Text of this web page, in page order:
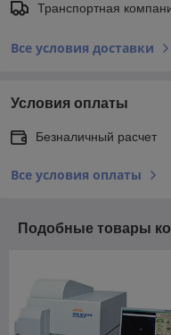
Транспортная
Все условия доставки
Условия оплаты
Безналичный расчет
Все условия оплаты
Подобные товары